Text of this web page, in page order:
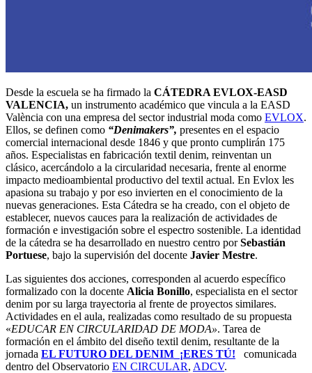
Desde la escuela se ha firmado la CÁTEDRA EVLOX-EASD
VALENCIA, un instrumento académico que vincula a la EASD
València con una empresa del sector industrial moda como EVLOX.
Ellos, se definen como “Denimakers”, presentes en el espacio
comercial internacional desde 1846 y que pronto cumplirán 175
años. Especialistas en fabricación textil denim, reinventan un
clásico, acercándolo a la circularidad necesaria, frente al enorme
impacto medioambiental productivo del textil actual. En Evlox les
apasiona su trabajo y por eso invierten en el conocimiento de la
nuevas generaciones. Esta Cátedra se ha creado, con el objeto de
establecer, nuevos cauces para la realización de actividades de
formación e investigación sobre el espectro sostenible. La identidad
de la cátedra se ha desarrollado en nuestro centro porSebastián
Portuese, bajo la supervisión del docente Javier Mestre.
Las siguientes dos acciones, corresponden al acuerdo específico
formalizado con la docente Alicia Bonillo, especialista en el sector
denim por su larga trayectoria al frente de proyectos similares.
Actividades en el aula, realizadas como resultado de su propuesta
«EDUCAR EN CIRCULARIDAD DE MODA». Tarea de
formación en el ámbito del diseño textil denim, resultante de la
jornada EL FUTURO DEL DENIM_¡ERES TÚ!
comunicada
dentro del Observatorio EN CIRCULAR, ADCV.